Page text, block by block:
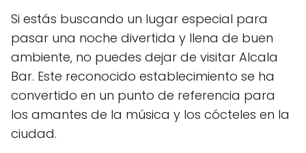
Si estás buscando un lugar especial para
pasar una noche divertida y llena de buen
ambiente, no puedes dejar de visitar Alcala
Bar. Este reconocido establecimiento se ha
convertido en un punto de referencia para
los amantes de la música y los cócteles en la
ciudad.